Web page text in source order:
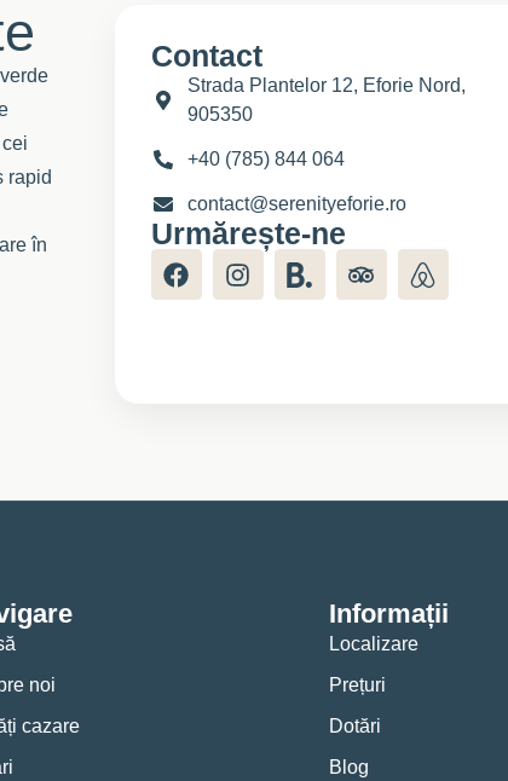
rapid
în
Contact
Strada Plantelor 12, Eforie Nord,
905350
+40 (785) 844 064
contact@serenityeforie.ro
Urmărește-ne
noi
cazare
Informații
Localizare
Prețuri
Dotări
Blog